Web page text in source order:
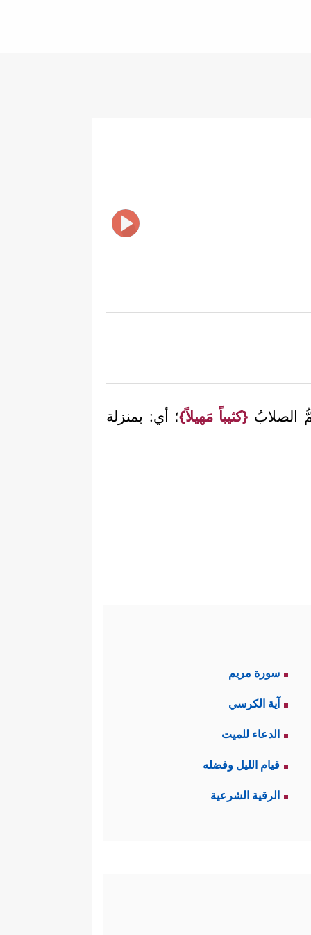
الصلابُ {كثيباً مَهيلاً}؛ أي: بمنزلة
سورة مريم
آية الكرسي
الدعاء للميت
قيام الليل وفضله
الرقية الشرعية